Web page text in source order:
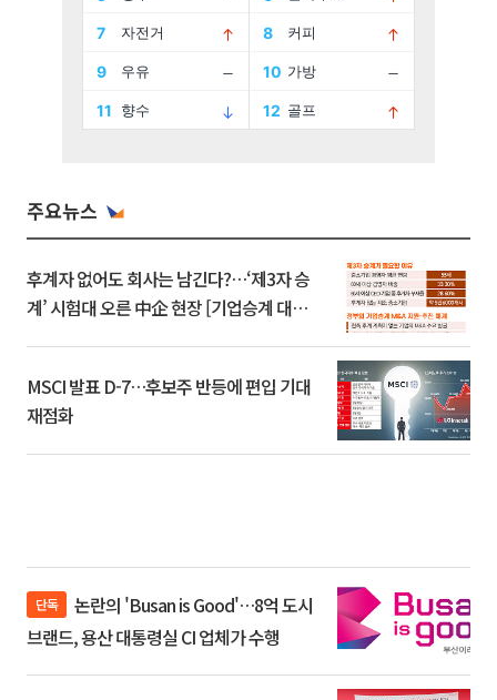
주요뉴스
후계자 없어도 회사는 남긴다?…‘제3자 승
계’ 시험대 오른 中企 현장 [기업승계 대전
MSCI 발표 D-7…후보주 반등에 편입 기대
재점화
단독
브랜드, 용산 대통령실 CI 업체가 수행